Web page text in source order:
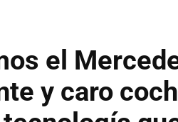
el
y caro